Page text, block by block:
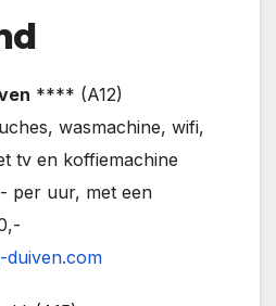
**** (A12)
wasmachine, wifi,
tv en koffiemachine
per uur, met een